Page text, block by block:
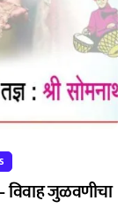
विवाह जुळवणीचा